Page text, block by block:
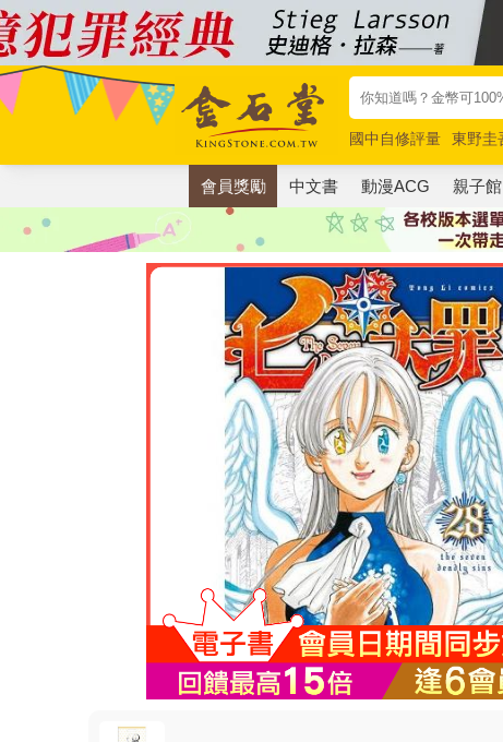
國中自修評量 東野圭
唯紅花綻放
奧德賽
會員獎勵 中文書 動漫ACG 親子館